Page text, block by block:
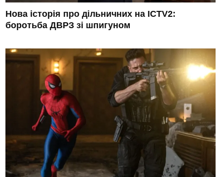
Нова історія про дільничних на ICTV2:
боротьба ДВРЗ зі шпигуном